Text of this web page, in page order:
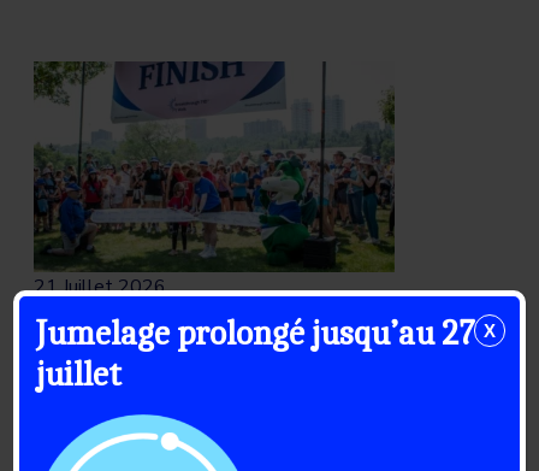
21 Juillet 2026
La saison 2026 de la Marche
Percée DT1 : célébrer une
communauté en mouvement
Jumelage prolongé jusqu’au 27
juillet
X